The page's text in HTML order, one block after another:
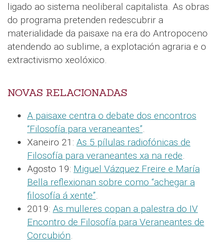
ligado ao sistema neoliberal capitalista. As obras
do programa pretenden redescubrir a
materialidade da paisaxe na era do Antropoceno
atendendo ao sublime, a explotación agraria e o
extractivismo xeolóxico.
NOVAS RELACIONADAS
A paisaxe centra o debate dos encontros
“Filosofía para veraneantes”.
Xaneiro 21: As 5 pílulas radiofónicas de
Filosofía para veraneantes xa na rede.
Agosto 19: Miguel Vázquez Freire e María
Bella reflexionan sobre como “achegar a
filosofía á xente”.
2019: As mulleres copan a palestra do IV
Encontro de Filosofía para Veraneantes de
Corcubión.